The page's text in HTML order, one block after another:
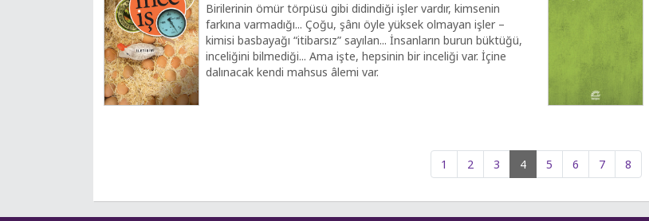
Birilerinin ömür törpüsü gibi didindiği işler vardır, kimsenin
farkına varmadığı... Çoğu, şânı öyle yüksek olmayan işler –
kimisi basbayağı “itibarsız” sayılan... İnsanların burun büktüğü,
inceliğini bilmediği... Ama işte, hepsinin bir inceliği var. İçine
dalınacak kendi mahsus âlemi var.
1 2 3 4 5 6 7 8